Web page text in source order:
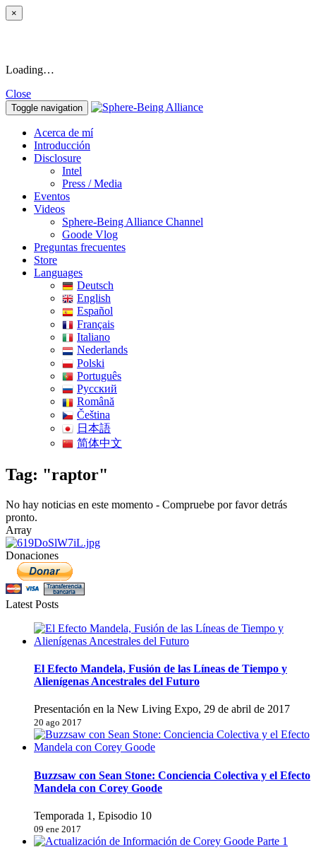
×
Loading…
Close
Toggle navigation
Acerca de mí
Introducción
Disclosure
Intel
Press / Media
Eventos
Videos
Sphere-Being Alliance Channel
Goode Vlog
Preguntas frecuentes
Store
Languages
Deutsch
English
Español
Français
Italiano
Nederlands
Polski
Português
Pусский
Română
Čeština
日本語
简体中文
Tag: "raptor"
No hay noticias en este momento - Compruebe por favor detrás
pronto.
Array
Donaciones
Latest Posts
El Efecto Mandela, Fusión de las Líneas de Tiempo y
Alienígenas Ancestrales del Futuro
Presentación en la New Living Expo, 29 de abril de 2017
20 ago 2017
Buzzsaw con Sean Stone: Conciencia Colectiva y el Efecto
Mandela con Corey Goode
Temporada 1, Episodio 10
09 ene 2017